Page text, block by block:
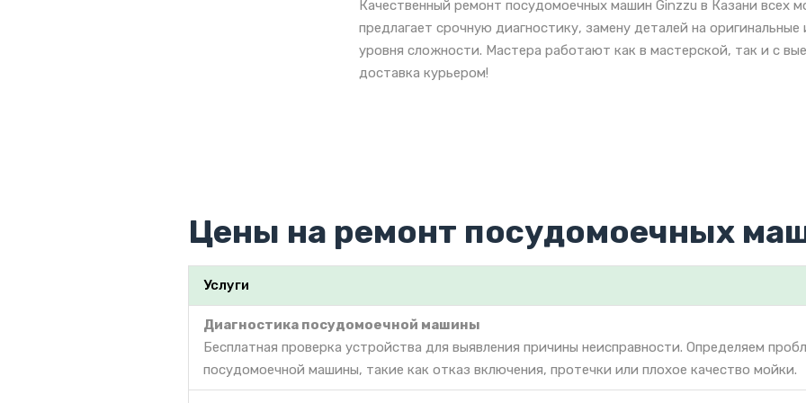
Качественный ремонт посудомоечных машин Ginzzu в Казани всех
предлагает срочную диагностику, замену деталей на
уровня сложности. Мастера работают как в мастерской, так и с
доставка курьером!
Цены на ремонт посудомоечных
Услуги
Диагностика посудомоечной машины
Бесплатная проверка устройства для выявления причины неисправности. Определяем
посудомоечной машины, такие как отказ включения, протечки или плохое качество мойки.